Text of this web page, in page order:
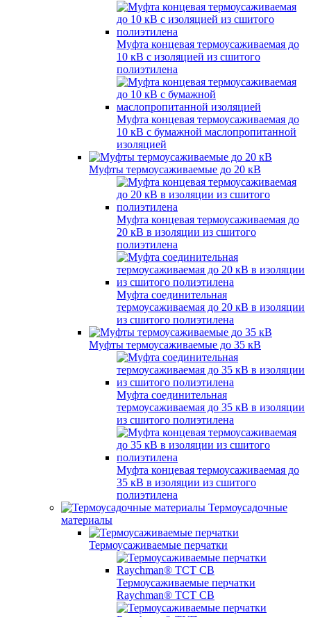
Муфта концевая термоусаживаемая до
10 кВ с изоляцией из сшитого
полиэтилена
Муфта концевая термоусаживаемая до
10 кВ с бумажной маслопропитанной
изоляцией
Муфты термоусаживаемые до 20 кВ
Муфта концевая термоусаживаемая до
20 кВ в изоляции из сшитого
полиэтилена
Муфта соединительная
термоусаживаемая до 20 кВ в изоляции
из сшитого полиэтилена
Муфты термоусаживаемые до 35 кВ
Муфта соединительная
термоусаживаемая до 35 кВ в изоляции
из сшитого полиэтилена
Муфта концевая термоусаживаемая до
35 кВ в изоляции из сшитого
полиэтилена
Термоусадочные
материалы
Термоусаживаемые перчатки
Термоусаживаемые перчатки
Raychman® TCT CB